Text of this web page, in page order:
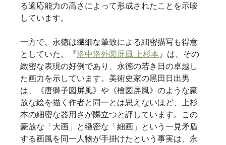
る適応能力の高さによって形成されたことを示唆
しています。
一方で、永徳は繊細な筆致による細密描写も得意
としていた。『洛中洛外図屏風 上杉本』は、その
緻密な表現の好例であり、永徳の若き日の卓越し
た画力を示しています。美術史家の黒田日出男
は、《唐獅子図屏風》や《檜図屏風》のような豪
放な絵を描く作者と同一とは思えないほど、上杉
本の細密な器用さが際立つと評しています。この
豪放な「大画」と緻密な「細画」という一見矛盾
する画風を同一人物が手掛けたという事実は、永